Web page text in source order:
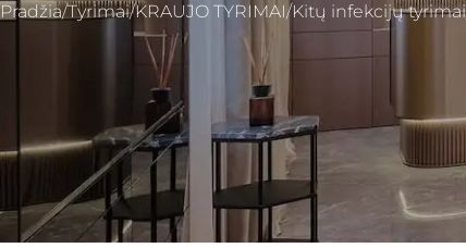
Pradžia Tyrimai KRAUJO TYRIMAI Kitų infekcijų tyrimai